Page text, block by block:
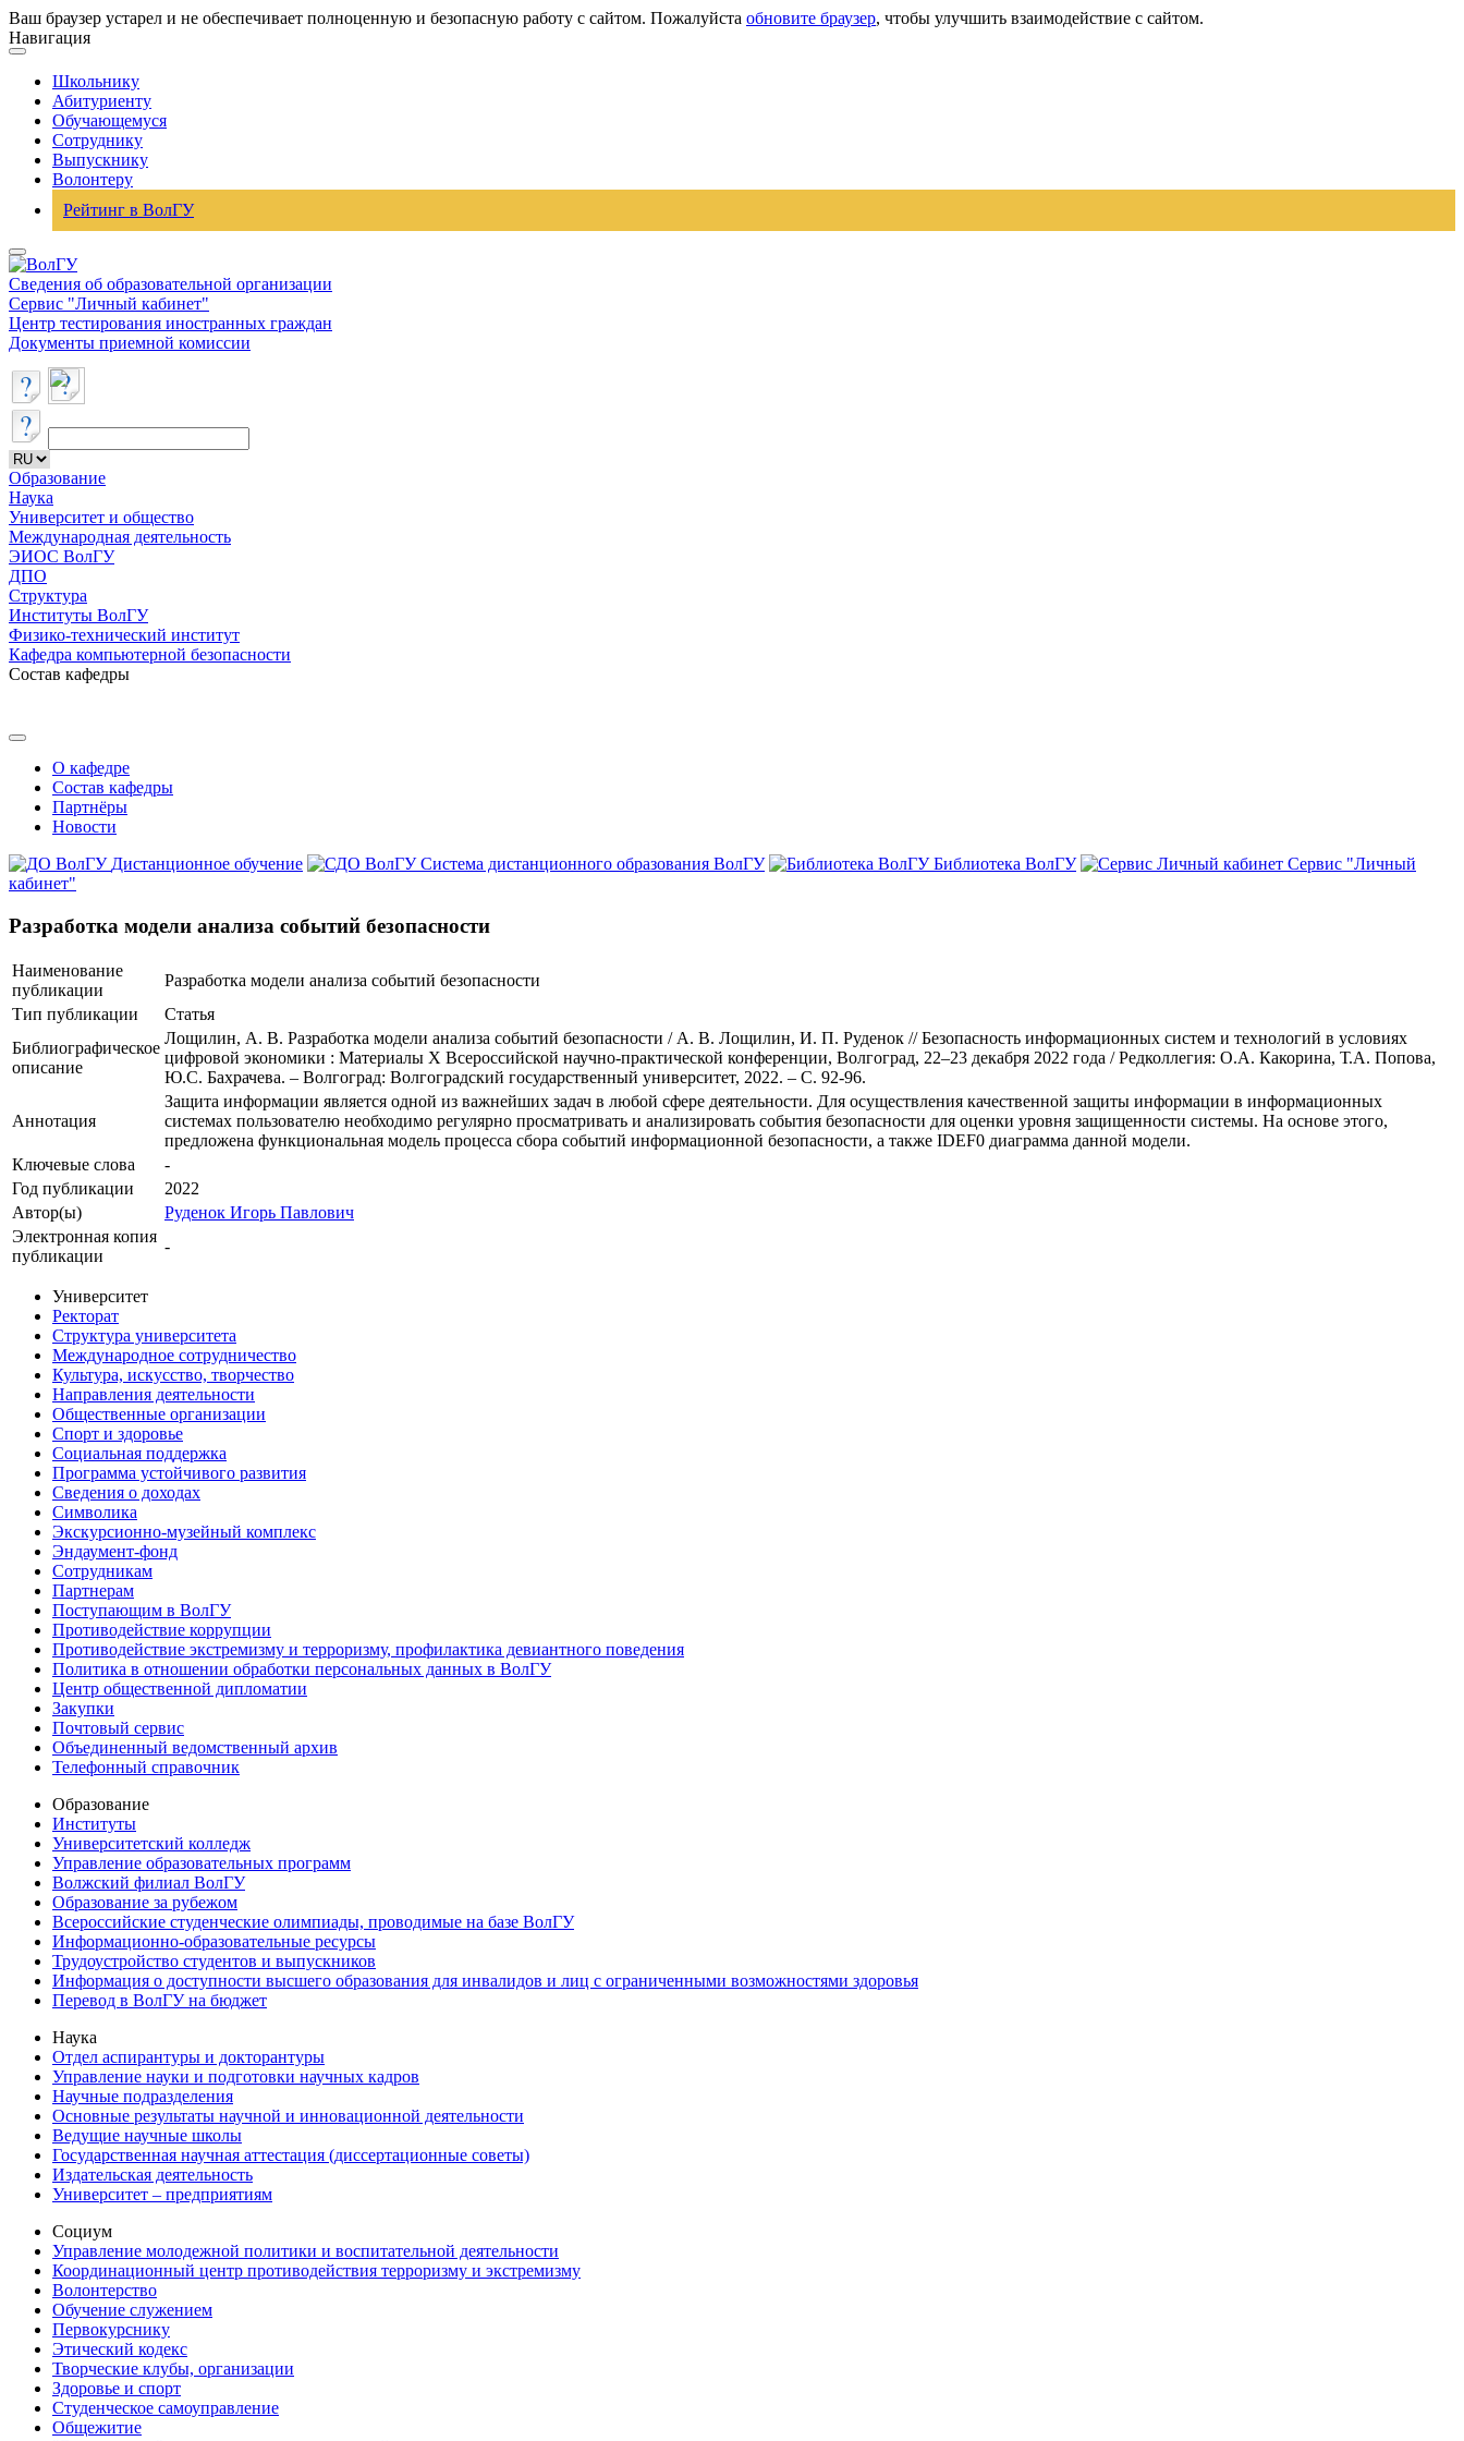
Ваш браузер устарел и не обеспечивает полноценную и безопасную работу с сайтом. Пожалуйста обновите браузер, чтобы улучшить взаимодействие с сайтом.
Навигация
Школьнику
Абитуриенту
Обучающемуся
Сотруднику
Выпускнику
Волонтеру
Рейтинг в ВолГУ
Сведения об образовательной организации
Сервис "Личный кабинет"
Центр тестирования иностранных граждан
Документы приемной комиссии
Образование
Наука
Университет и общество
Международная деятельность
ЭИОС ВолГУ
ДПО
Структура
Институты ВолГУ
Физико-технический институт
Кафедра компьютерной безопасности
Состав кафедры
О кафедре
Состав кафедры
Партнёры
Новости
Дистанционное обучение
Система дистанционного образования ВолГУ Библиотека ВолГУ
Сервис "Личный
кабинет"
Разработка модели анализа событий безопасности
Наименование
публикации
Разработка модели анализа событий безопасности
Тип публикации
Статья
Библиографическое
описание
Лощилин, А. В. Разработка модели анализа событий безопасности / А. В. Лощилин, И. П. Руденок // Безопасность информационных систем и технологий в условиях
цифровой экономики : Материалы X Всероссийской научно-практической конференции, Волгоград, 22–23 декабря 2022 года / Редколлегия: О.А. Какорина, Т.А. Попова,
Ю.С. Бахрачева. – Волгоград: Волгоградский государственный университет, 2022. – С. 92-96.
Аннотация
Защита информации является одной из важнейших задач в любой сфере деятельности. Для осуществления качественной защиты информации в информационных
системах пользователю необходимо регулярно просматривать и анализировать события безопасности для оценки уровня защищенности системы. На основе этого,
предложена функциональная модель процесса сбора событий информационной безопасности, а также IDEF0 диаграмма данной модели.
Ключевые cлова
-
Год публикации
2022
Автор(ы)
Руденок Игорь Павлович
Электронная копия
публикации
-
Университет
Ректорат
Структура университета
Международное сотрудничество
Культура, искусство, творчество
Направления деятельности
Общественные организации
Спорт и здоровье
Социальная поддержка
Программа устойчивого развития
Сведения о доходах
Символика
Экскурсионно-музейный комплекс
Эндаумент-фонд
Сотрудникам
Партнерам
Поступающим в ВолГУ
Противодействие коррупции
Противодействие экстремизму и терроризму, профилактика девиантного поведения
Политика в отношении обработки персональных данных в ВолГУ
Центр общественной дипломатии
Закупки
Почтовый сервис
Объединенный ведомственный архив
Телефонный справочник
Образование
Институты
Университетский колледж
Управление образовательных программ
Волжский филиал ВолГУ
Образование за рубежом
Всероссийские студенческие олимпиады, проводимые на базе ВолГУ
Информационно-образовательные ресурсы
Трудоустройство студентов и выпускников
Информация о доступности высшего образования для инвалидов и лиц с ограниченными возможностями здоровья
Перевод в ВолГУ на бюджет
Наука
Отдел аспирантуры и докторантуры
Управление науки и подготовки научных кадров
Научные подразделения
Основные результаты научной и инновационной деятельности
Ведущие научные школы
Государственная научная аттестация (диссертационные советы)
Издательская деятельность
Университет – предприятиям
Социум
Управление молодежной политики и воспитательной деятельности
Координационный центр противодействия терроризму и экстремизму
Волонтерство
Обучение служением
Первокурснику
Этический кодекс
Творческие клубы, организации
Здоровье и спорт
Студенческое самоуправление
Общежитие